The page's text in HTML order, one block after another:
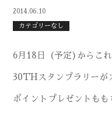
2014.06.10
カテゴリーなし
6月18日（予定)からこ
30THスタンプラリーが
ポイントプレゼントもも